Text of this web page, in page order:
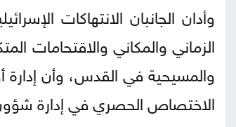
وأدان الجانبان الانتهاكات
الزماني والمكاني والاقتحامات
والمسيحية في القدس، وأن
الاختصاص الحصري في إدارة